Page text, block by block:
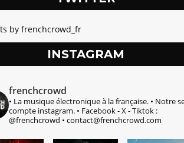
by frenchcrowd_fr
INSTAGRAM
frenchcrowd
• La musique électronique à la française.• Notre
compte instagram.• Facebook - X - Tiktok :
@frenchcrowd • contact@frenchcrowd.com